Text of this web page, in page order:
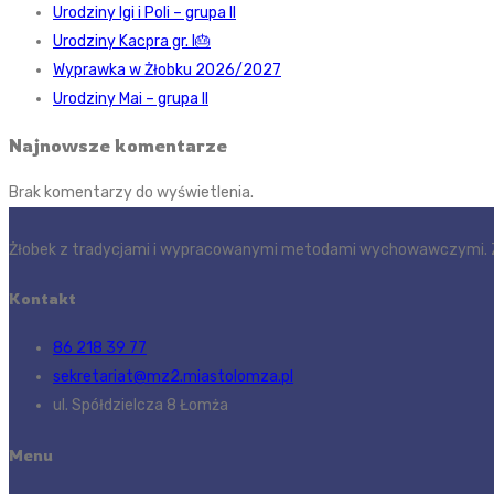
Urodziny Igi i Poli – grupa II
Urodziny Kacpra gr. I🎂
Wyprawka w Żłobku 2026/2027
Urodziny Mai – grupa II
Najnowsze komentarze
Brak komentarzy do wyświetlenia.
Żłobek z tradycjami i wypracowanymi metodami wychowawczymi.
Kontakt
86 218 39 77
sekretariat@mz2.miastolomza.pl
ul. Spółdzielcza 8 Łomża
Menu